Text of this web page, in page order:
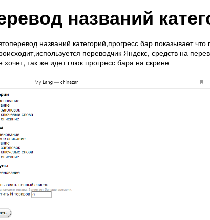
названий
названий категорий,прогресс бар показывает что
переводчик Яндекс, средств на
так же идет глюк прогресс бара на скрине